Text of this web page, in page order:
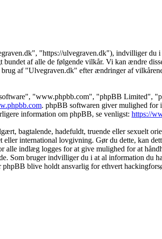
"https://ulvegraven.dk"), indvilliger du
af alle de følgende vilkår. Vi kan ændre
af "Ulvegraven.dk" efter ændringer af
"www.phpbb.com", "phpBB Limited",
. phpBB softwaren giver mulighed for
information om phpBB, se venligst: https://
bagtalende, hadefuldt, truende eller sexuelt
international lovgivning. Gør du dette, kan
alle indlæg logges for at give mulighed for at
Som bruger indvilliger du i at al information du
blive holdt ansvarlig for ethvert